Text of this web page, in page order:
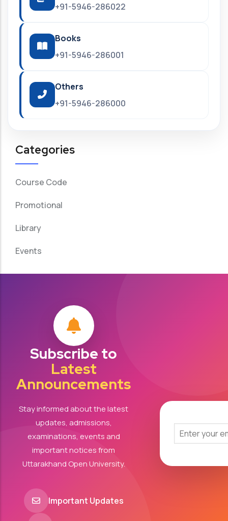
+91-5946-286022
Books
+91-5946-286001
Others
+91-5946-286000
Categories
Course Code
Promotional
Library
Events
Subscribe to
Latest
Announcements
Stay informed about the latest
updates, admissions,
examinations, events and
important notices from
Uttarakhand Open University.
Important Updates